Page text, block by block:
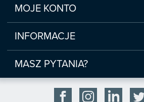
Zapowiedzi
Bestsellery
Czasopisma
Webinaria/Szkolenia
Prawo Pracy i ZUS
Podatki
INFORLEX
MOJE KONTO
Moje konto
Moje produkty
Historia zakupów
Moje zgody
INFORMACJE
Regulamin sklepu internetowego
(www.sklep.infor.pl)
Płatność
Bezpieczeństwo
MASZ PYTANIA?
 bok@infor.pl
801 626 666